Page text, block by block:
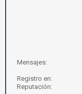
Mensajes:
Registro en:
Reputación: